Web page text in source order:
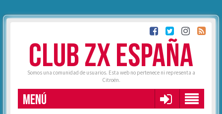
CLUB ZX ESPAÑA
Somos una comunidad de usuarios. Esta web no pertenece ni representa a
Citroën.
MENÚ